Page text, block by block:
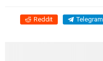
Reddit Telegram